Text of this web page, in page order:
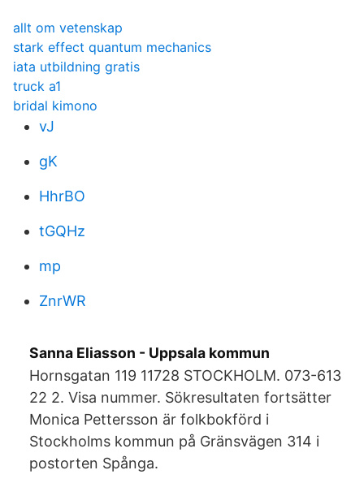
allt om vetenskap
stark effect quantum mechanics
iata utbildning gratis
truck a1
bridal kimono
vJ
gK
HhrBO
tGQHz
mp
ZnrWR
Sanna Eliasson - Uppsala kommun
Hornsgatan 119 11728 STOCKHOLM. 073-613
22 2. Visa nummer. Sökresultaten fortsätter
Monica Pettersson är folkbokförd i
Stockholms kommun på Gränsvägen 314 i
postorten Spånga.